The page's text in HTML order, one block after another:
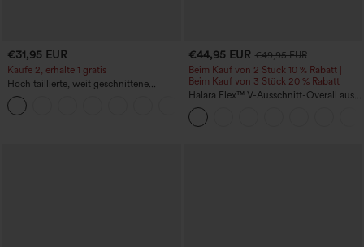
€31,95 EUR
Kaufe 2, erhalte 1 gratis
Hoch taillierte, weit geschnittene
Freizeithose aus Leinenmischung mit
Kordelzug und Taschen
€44,95 EUR €49,95 EUR
Beim Kauf von 2 Stück 10 % Rabatt |
Beim Kauf von 3 Stück 20 % Rabatt
Halara Flex™ V-Ausschnitt-Overall aus
gewaschenem Denim mit Taschen –
lässig